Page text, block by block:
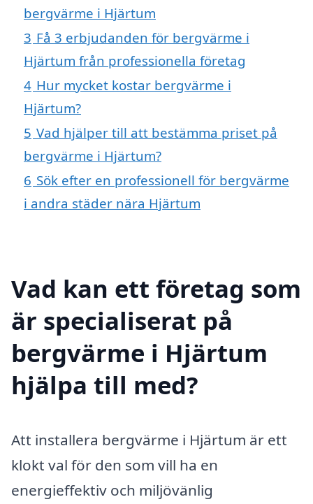
bergvärme i Hjärtum
3 Få 3 erbjudanden för bergvärme i
Hjärtum från professionella företag
4 Hur mycket kostar bergvärme i
Hjärtum?
5 Vad hjälper till att bestämma priset på
bergvärme i Hjärtum?
6 Sök efter en professionell för bergvärme
i andra städer nära Hjärtum
Vad kan ett företag som
är specialiserat på
bergvärme i Hjärtum
hjälpa till med?
Att installera bergvärme i Hjärtum är ett
klokt val för den som vill ha en
energieffektiv och miljövänlig